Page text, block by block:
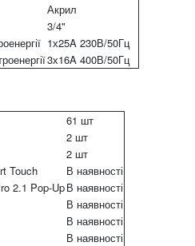
Акрил
3/4"
1х25A 230В/50Гц
3х16A 400В/50Гц
61 шт
2 шт
2 шт
Touch
В наявності
2.1 Pop-UpВ наявності
В наявності
В наявності
В наявності